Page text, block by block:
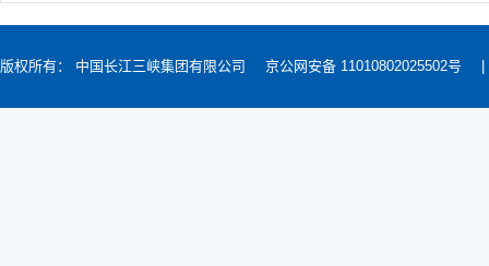
版权所有： 中国长江三峡集团有限公司 京公网安备 11010802025502号